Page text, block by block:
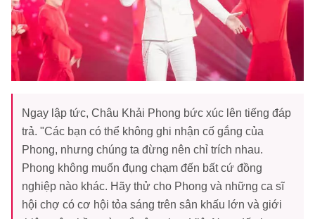
Ngay lập tức, Châu Khải Phong bức xúc lên tiếng đáp
trả. "Các bạn có thể không ghi nhận cố gắng của
Phong, nhưng chúng ta đừng nên chỉ trích nhau.
Phong không muốn đụng chạm đến bất cứ đồng
nghiệp nào khác. Hãy thử cho Phong và những ca sĩ
hội chợ có cơ hội tỏa sáng trên sân khấu lớn và giới